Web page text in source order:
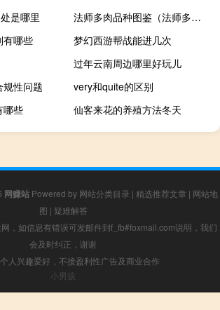
是哪里
法师多肉品种图鉴（法师多肉品种大全）
有哪些
梦幻西游帮战能进几次
过年云南周边哪里好玩儿
规性问题
very和quite的区别
哪些
仙客来花的养殖方法冬天
网赚站 Powered by 网站分类目录 | 精选推荐文章 | 网站地
图 | 疑难解答
，如信息有错误可发邮件到f_fb#foxmail.com说明，我们
会及时纠正，谢谢
人兴趣爱好，不接盈利性广告及商业合作
小男孩